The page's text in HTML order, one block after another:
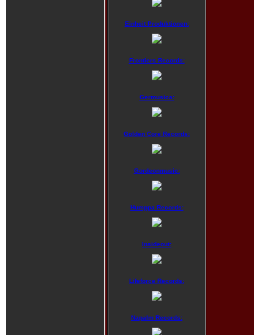
Einheit Produktionen:
Frontiers Records:
Germusica:
Golden Core Records:
Gordeonmusic:
Humppa Records:
Insideout:
Lifeforce Records:
Napalm Records: